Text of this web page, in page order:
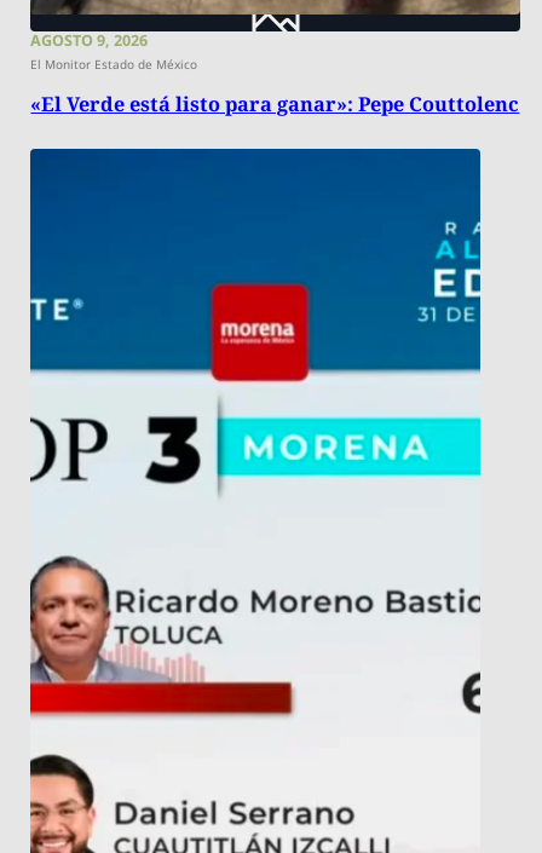
AGOSTO 9, 2026
El Monitor Estado de México
«El Verde está listo para ganar»: Pepe Couttolenc